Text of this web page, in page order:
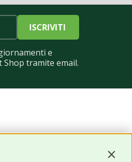
ISCRIVITI
e
tramite email.